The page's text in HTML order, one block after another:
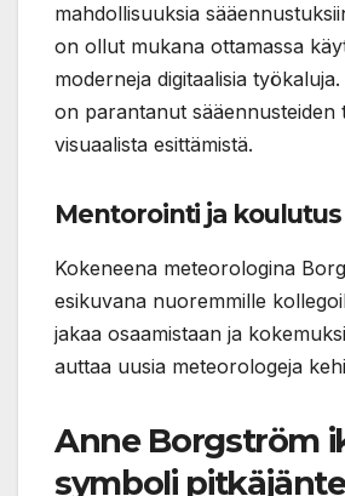
mahdollisuuksia
on ollut mukana ottamassa
moderneja digitaalisia
on parantanut sääennusteiden
visuaalista esittämistä.
Mentorointi ja koulutus
Kokeneena meteorologina
esikuvana nuoremmille
jakaa osaamistaan ja
auttaa uusia meteorologeja
Anne Borgström
symboli